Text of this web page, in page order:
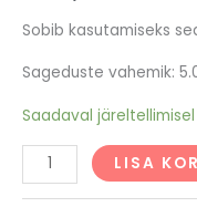
Sobib kasutamiseks
Sageduste vahemik:
Saadaval järeltellimisel
LISA